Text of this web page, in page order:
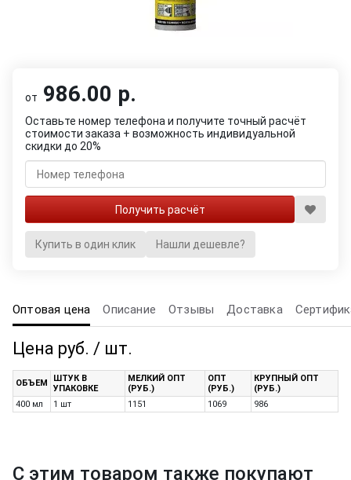
от 986.00 р.
Оставьте номер телефона и получите точный расчёт
стоимости заказа + возможность индивидуальной
скидки до 20%
Купить в один клик Нашли дешевле?
Оптовая цена Описание Отзывы Доставка
Цена руб. / шт.
ОБЪЕМ
ШТУК В
УПАКОВКЕ
МЕЛКИЙ ОПТ
(РУБ.)
ОПТ
(РУБ.)
КРУПНЫЙ ОПТ
(РУБ.)
400 мл
1 шт 1151 1069 986
С этим товаром также покупают